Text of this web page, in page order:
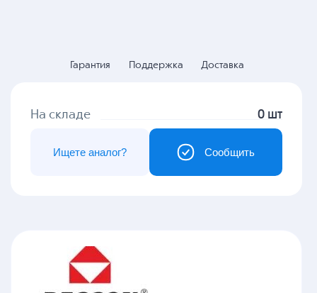
Гарантия Поддержка Доставка
На складе 0 шт
Сообщить
Ищете аналог?